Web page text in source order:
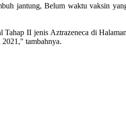
jantung, Belum waktu vaksin
II jenis Aztrazeneca di
tambahnya.